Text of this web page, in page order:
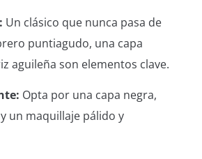
Un clásico que nunca pasa de
puntiagudo, una capa
aguileña son elementos clave.
Opta por una capa negra,
un maquillaje pálido y